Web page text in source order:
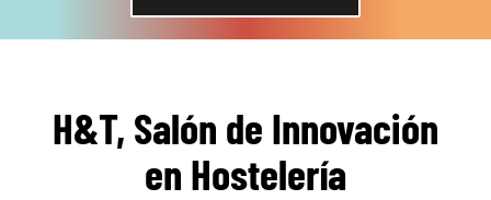
H&T, Salón de Innovación
en Hostelería